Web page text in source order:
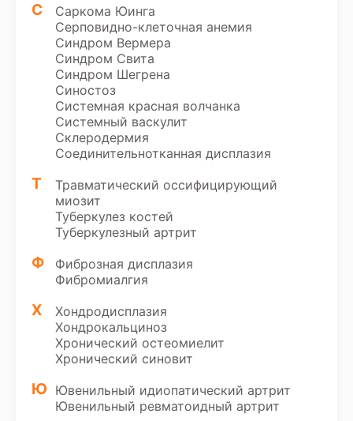
С
Саркома Юинга
Серповидно-клеточная анемия
Синдром Вермера
Синдром Свита
Синдром Шегрена
Синостоз
Системная красная волчанка
Системный васкулит
Склеродермия
Соединительнотканная дисплазия
Т
Травматический оссифицирующий
миозит
Туберкулез костей
Туберкулезный артрит
Ф
Фиброзная дисплазия
Фибромиалгия
Х
Хондродисплазия
Хондрокальциноз
Хронический остеомиелит
Хронический синовит
Ю Ювенильный идиопатический артрит
Ювенильный ревматоидный артрит